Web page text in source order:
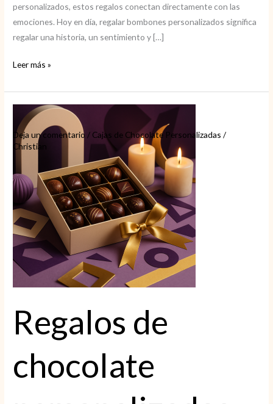
personalizados, estos regalos conectan directamente con las
emociones. Hoy en día, regalar bombones personalizados significa
regalar una historia, un sentimiento y […]
Bombones
para
crear
recuerdos
Leer más »
Regalos de
chocolate
Deja un comentario / Cajas de Chocolate Personalizadas /
Christian